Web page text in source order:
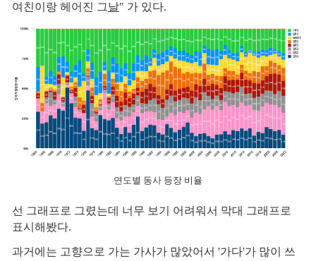
여친이랑 헤어진 그 날" 가 있다.
연도별 동사 등장 비율
선 그래프로 그렸는데 너무 보기 어려워서 막대 그래프로
표시해봤다.
과거에는 고향으로 가는 가사가 많았어서 '가다'가 많이 쓰